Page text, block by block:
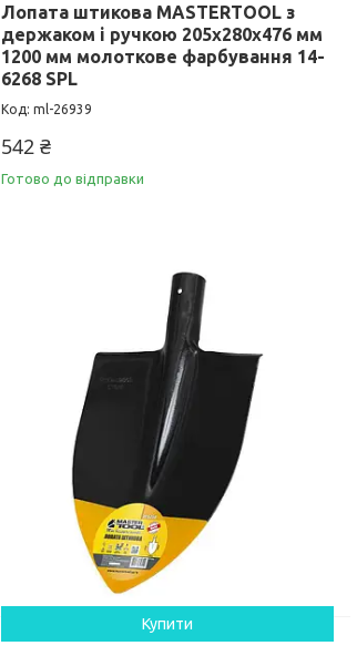
Лопата штикова MASTERTOOL з
держаком і ручкою 205х280х476 мм
1200 мм молоткове фарбування 14-
6268 SPL
ml-26939
542 ₴
Готово до відправки
Купити